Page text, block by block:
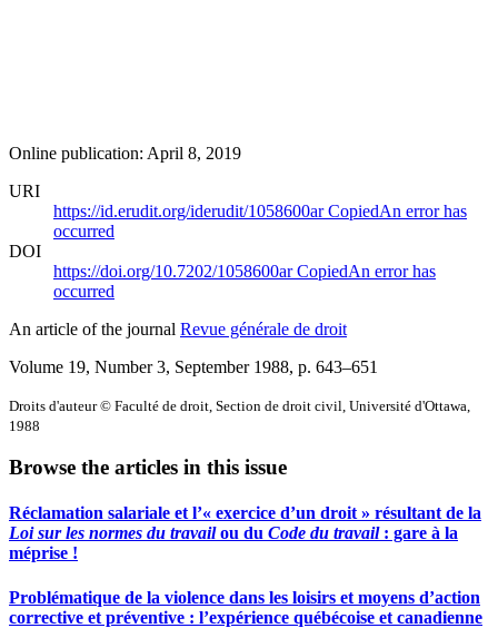
Online publication: April 8, 2019
URI
https://id.erudit.org/iderudit/1058600arCopiedAn error has
occurred
DOI
https://doi.org/10.7202/1058600arCopiedAn error has
occurred
An article of the journal Revue générale de droit
Volume 19, Number 3, September 1988, p. 643–651
Droits d'auteur © Faculté de droit, Section de droit civil, Université d'Ottawa,
1988
Browse the articles in this issue
Réclamation salariale et l’« exercice d’un droit » résultant de la
Loi sur les normes du travailou du Code du travail: gare à la
méprise !
Problématique de la violence dans les loisirs et moyens d’action
corrective et préventive : l’expérience québécoise et canadienne